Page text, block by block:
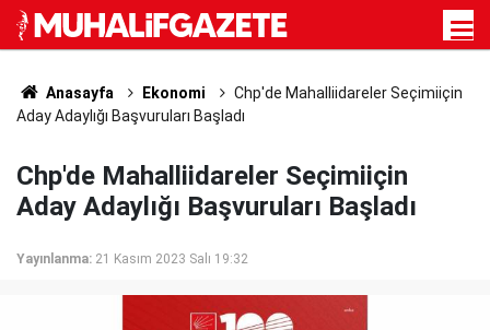
Anasayfa Ekonomi
Chp'de Mahalliidareler Seçimiiçin
Aday Adaylığı Başvuruları Başladı
Chp'de Mahalliidareler Seçimiiçin
Aday Adaylığı Başvuruları Başladı
Yayınlanma: 21 Kasım 2023 Salı 19:32